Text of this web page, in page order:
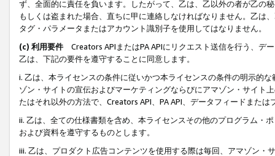
ず、全面的に責任を負います。したがって、乙は、乙以外の者が乙の
もしくは盗まれた場合、直ちに甲に連絡しなければなりません。乙は
タグ・パラメータまたはアカウント識別子を使用してはなりません。
(c) 利用要件 Creators APIまたはPA APIにリクエスト送信を行う、デ
乙は、下記の要件を遵守することに同意します。
i. 乙は、本ライセンスの条件に従いかつ本ライセンスの条件の明示的
ゾン・サイトの宣伝およびマーケティングならびにアマゾン・サイト
たはそれ以外の方法で、Creators API、PA API、データフィードまた
ii. 乙は、全ての仕様書類を含め、本ライセンスその他のプログラム・
および資料を遵守するものとします。
iii. 乙は、プロダクト広告コンテンツを使用する際は毎回、アマゾン